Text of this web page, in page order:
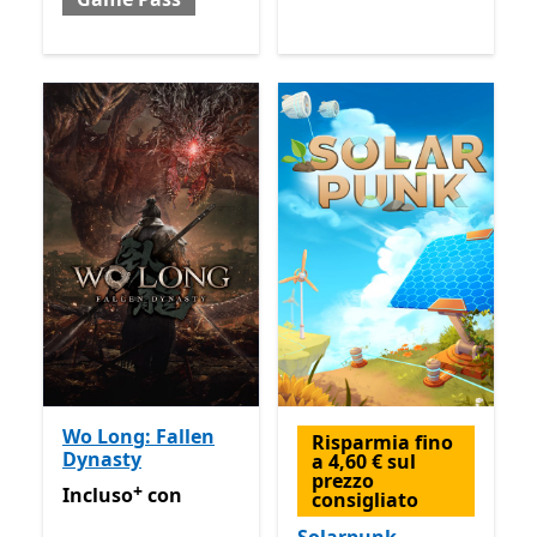
Wo Long: Fallen
Dynasty
Incluso con Game Pass
Offre acquisti in-app
Incluso+ con
Risparmia fino
a 4,60 € sul
prezzo
consigliato